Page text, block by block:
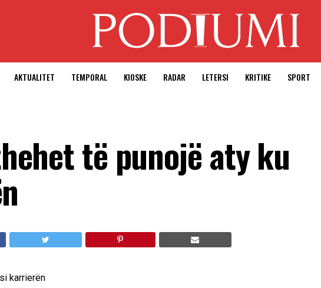
AKTUALITET TEMPORAL KIOSKE RADAR LETERSI KRITIKE SPORT
të punojë aty ku